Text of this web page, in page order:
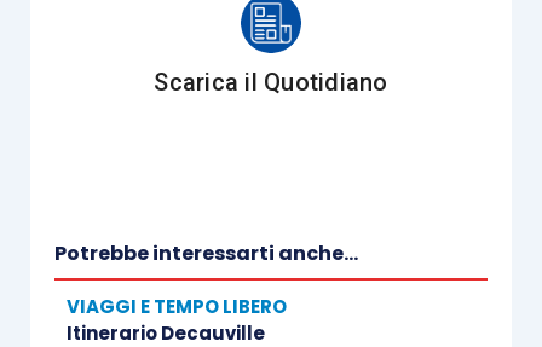
Bompiani
Prezzo – 22,00
Scarica il Quotidiano
Potrebbe interessarti anche...
VIAGGI E TEMPO LIBERO
Itinerario Decauville